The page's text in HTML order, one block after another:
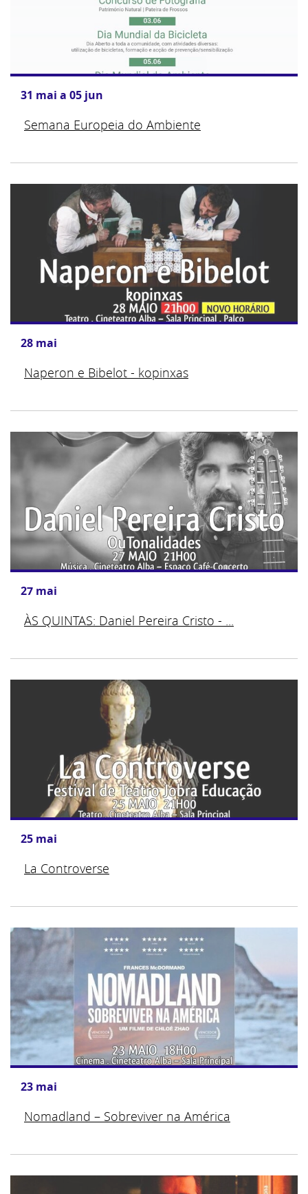
31 mai a 05 jun
Semana Europeia do Ambiente
28 mai
Naperon e Bibelot - kopinxas
27 mai
ÀS QUINTAS: Daniel Pereira Cristo - ...
25 mai
La Controverse
23 mai
Nomadland – Sobreviver na América